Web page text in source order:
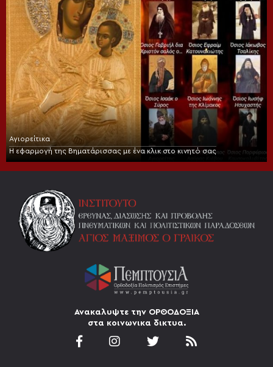
Αγιορείτικα
Η εφαρμογή της Βηματάρισσας με ένα κλικ στο κινητό σας
Ανακαλυψτε την ΟΡΘΟΔΟΞΙΑ
στα κοινωνικα δικτυα.